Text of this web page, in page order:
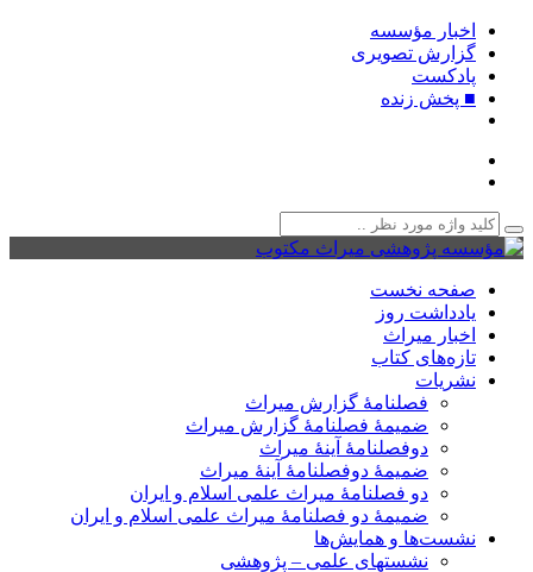
اخبار مؤسسه
گزارش تصویری
پادکست‌
■ پخش زنده
صفحه نخست
یادداشت روز
اخبار میراث
تازه‌های کتاب
نشریات
فصلنامۀ گزارش میراث
ضمیمۀ فصلنامۀ گزارش میراث
دوفصلنامۀ آینۀ میراث
ضمیمۀ دوفصلنامۀ آینۀ میراث
دو فصلنامۀ میراث علمی اسلام و ایران
ضمیمۀ دو فصلنامۀ میراث علمی اسلام و ایران
نشست‌ها و همایش‌ها
نشستهای علمی – پژوهشی